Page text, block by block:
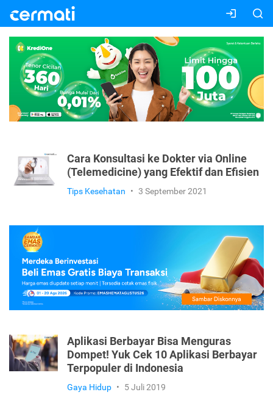
Cara Konsultasi ke Dokter via Online
(Telemedicine) yang Efektif dan Efisien
Tips Kesehatan • 3 September 2021
Aplikasi Berbayar Bisa Menguras
Dompet! Yuk Cek 10 Aplikasi Berbayar
Terpopuler di Indonesia
Gaya Hidup • 5 Juli 2019